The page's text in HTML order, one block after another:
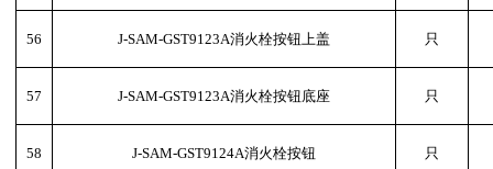
56 J-SAM-GST9123A消火栓按钮上盖 只
57 J-SAM-GST9123A消火栓按钮底座 只
58 J-SAM-GST9124A消火栓按钮 只